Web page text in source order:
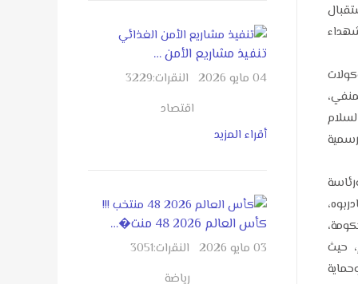
حيث
تنفيذ مشاريع الأمن …
04 مايو 2026 النقرات:3229
اقتصاد
أقراء المزيد
كأس العالم 2026 48 منت�…
03 مايو 2026 النقرات:3051
رياضة